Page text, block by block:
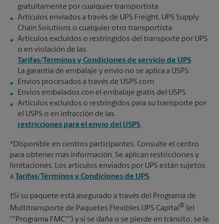
gratuitamente por cualquier transportista
Artículos enviados a través de UPS Freight, UPS Supply
Chain Solutions o cualquier otro transportista
Artículos excluidos o restringidos del transporte por UPS
o en violación de las
Tarifas/Términos y Condiciones de servicio de UPS
La garantía de embalaje y envío no se aplica a USPS:
Envíos procesados a través de USPS.com
Envíos embalados con el embalaje gratis del USPS
Artículos excluidos o restringidos para su transporte por
el USPS o en infracción de las
restricciones para el envío del USPS.
*Disponible en centros participantes. Consulte el centro
para obtener más información. Se aplican restricciones y
limitaciones. Los artículos enviados por UPS están sujetos
a Tarifas/Términos y Condiciones de UPS.
†Si su paquete está asegurado a través del Programa de
Multitransporte de Paquetes Flexibles UPS Capital® (el
""Programa FMC"") y si se daña o se pierde en tránsito, se le